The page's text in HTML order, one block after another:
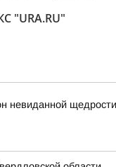
"URA.RU"
невиданной